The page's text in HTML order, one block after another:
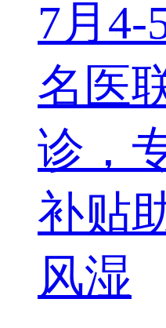
7月4-
名医
诊，
补贴
风湿